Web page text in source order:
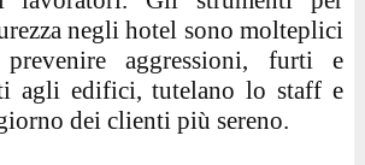
negli hotel sono molteplici
aggressioni, furti e
agli edifici, tutelano lo staff e
dei clienti più sereno.